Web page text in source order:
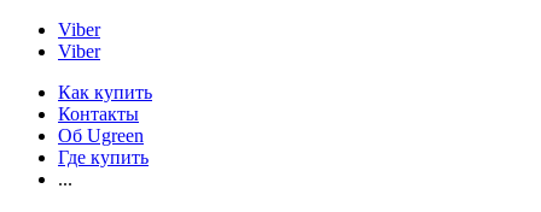
Viber
Viber
Как купить
Контакты
Об Ugreen
Где купить
...